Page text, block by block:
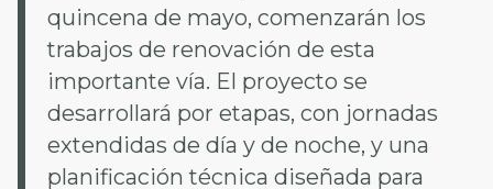
quincena de mayo, comenzarán los
trabajos de renovación de esta
importante vía. El proyecto se
desarrollará por etapas, con jornadas
extendidas de día y de noche, y una
planificación técnica diseñada para